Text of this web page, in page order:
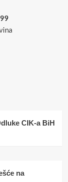
CIK-a BiH
na